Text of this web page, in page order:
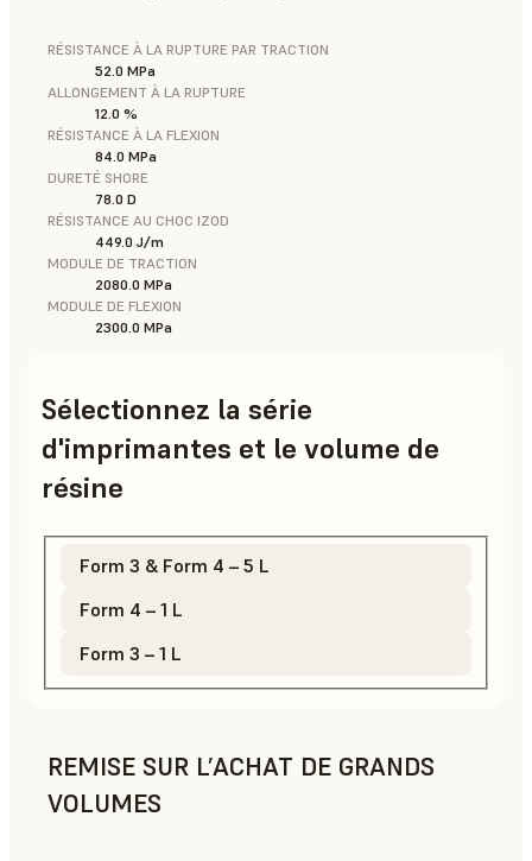
RÉSISTANCE À LA RUPTURE PAR TRACTION
52.0 MPa
ALLONGEMENT À LA RUPTURE
12.0 %
RÉSISTANCE À LA FLEXION
84.0 MPa
DURETÉ SHORE
78.0 D
RÉSISTANCE AU CHOC IZOD
449.0 J/m
MODULE DE TRACTION
2080.0 MPa
MODULE DE FLEXION
2300.0 MPa
Sélectionnez la série
d'imprimantes et le volume de
résine
Form 3 & Form 4 – 5 L
Form 4 – 1 L
Form 3 – 1 L
REMISE SUR L’ACHAT DE GRANDS
VOLUMES